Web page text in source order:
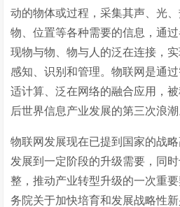
动的物体或过程，采集其声、光
物、位置等各种需要的信息，通
现物与物、物与人的泛在连接，
感知、识别和管理。物联网是通
适计算、泛在网络的融合应用，
后世界信息产业发展的第三次浪潮
物联网发展现在已提到国家的战
发展到一定阶段的升级需要，同
整，推动产业转型升级的一次重
务院关于加快培育和发展战略性